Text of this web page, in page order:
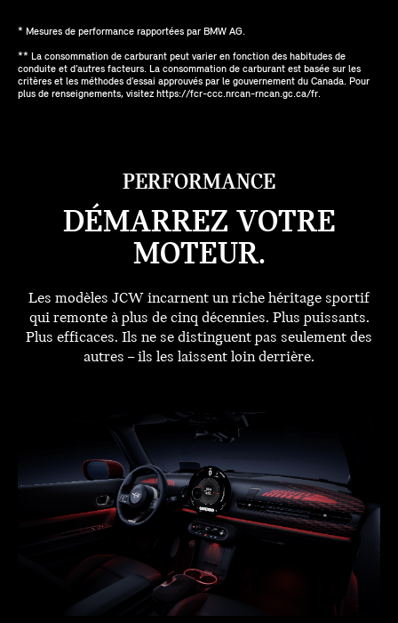
* Mesures de performance rapportées par BMW AG.
** La consommation de carburant peut varier en fonction des habitudes de
conduite et d’autres facteurs. La consommation de carburant est basée sur les
critères et les méthodes d’essai approuvés par le gouvernement du Canada. Pour
plus de renseignements, visitez https://fcr-ccc.nrcan-rncan.gc.ca/fr.
PERFORMANCE
DÉMARREZ VOTRE
MOTEUR.
Les modèles JCW incarnent un riche héritage sportif
qui remonte à plus de cinq décennies. Plus puissants.
Plus efficaces. Ils ne se distinguent pas seulement des
autres – ils les laissent loin derrière.